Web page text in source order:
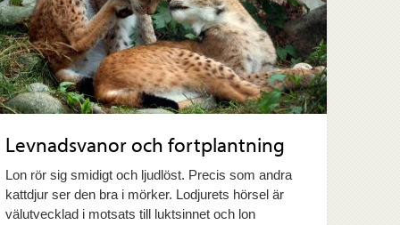
Levnadsvanor och fortplantning
Lon rör sig smidigt och ljudlöst. Precis som andra
kattdjur ser den bra i mörker. Lodjurets hörsel är
välutvecklad i motsats till luktsinnet och lon